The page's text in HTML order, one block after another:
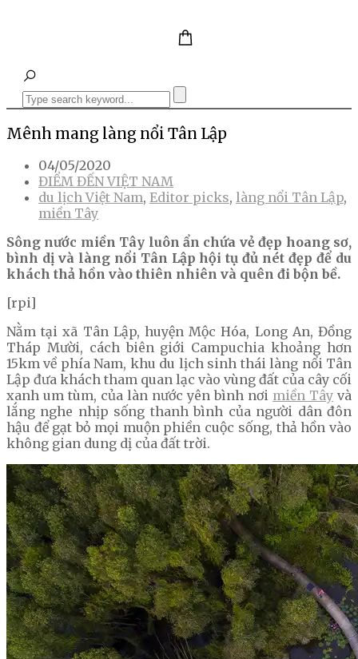
Mênh mang làng nổi Tân Lập
04/05/2020
ĐIỂM ĐẾN VIỆT NAM
du lịch Việt Nam, Editor picks, làng nổi Tân Lập,
miền Tây
Sông nước miền Tây luôn ẩn chứa vẻ đẹp hoang sơ,
bình dị và làng nổi Tân Lập hội tụ đủ nét đẹp để du
khách thả hồn vào thiên nhiên và quên đi bộn bề.
[rpi]
Nằm tại xã Tân Lập, huyện Mộc Hóa, Long An, Đồng
Tháp Mười, cách biên giới Campuchia khoảng hơn
15km về phía Nam, khu du lịch sinh thái làng nổi Tân
Lập đưa khách tham quan lạc vào vùng đất của cây cối
xanh um tùm, của làn nước yên bình nơi miền Tây và
lắng nghe nhịp sống thanh bình của người dân đôn
hậu để gạt bỏ mọi muộn phiền cuộc sống, thả hồn vào
không gian dung dị của đất trời.